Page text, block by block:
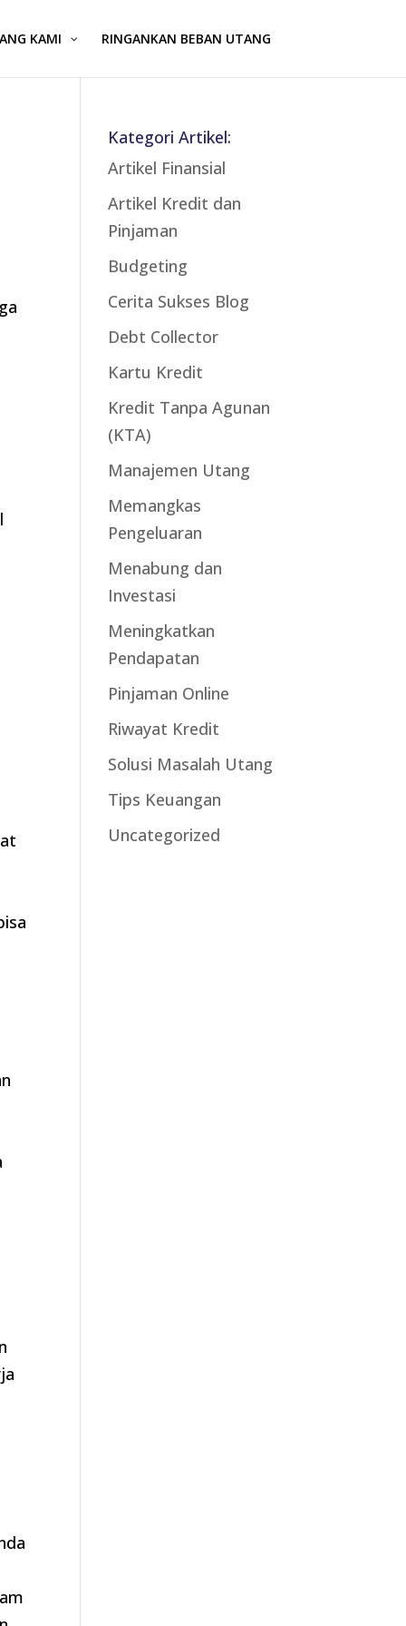
KAMI RINGANKAN BEBAN UTANG
Kategori Artikel:
Artikel Finansial
Artikel Kredit dan
Pinjaman
Budgeting
Cerita Sukses Blog
Debt Collector
Kartu Kredit
Kredit Tanpa Agunan
(KTA)
Manajemen Utang
Memangkas
Pengeluaran
Menabung dan
Investasi
Meningkatkan
Pendapatan
Pinjaman Online
Riwayat Kredit
Solusi Masalah Utang
Tips Keuangan
Uncategorized